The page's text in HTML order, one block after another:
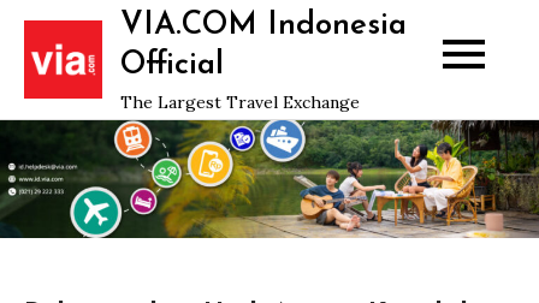
Skip
content
VIA.COM Indonesia
Official
The Largest Travel Exchange